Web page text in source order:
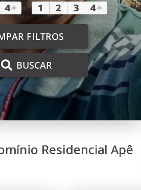
4+ 1 2 3 4+
FILTROS
BUSCAR
Residencial Apê